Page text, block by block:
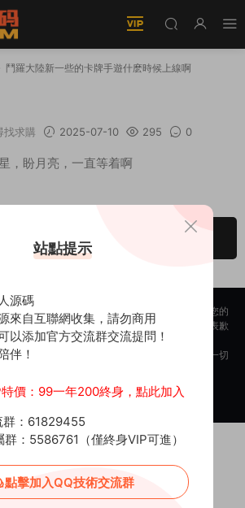
鬥羅大陸新一些的卡牌手遊什麽時候上線啊
找求購 2025-07-10 295 0
，盼月亮，一直等着啊
請先 登錄
開網絡收集、轉發、二次開發而來，若侵犯了您的
，我們會及時删除，給您帶來的不便，我們深表歉
意。
使用商業用途，請購買正版授權，否則産生的一切
2025
MiR6.COM All Rights Reserved
網站地圖
蜀ICP備2022016462号-2
站點提示
源碼
來自互聯網收集，請勿商用
以添加官方交流群交流提問！
伴！
價：99一年200終身，點此加入
群：61829455
：5586761（僅終身VIP可進）
點擊加入QQ技術交流群